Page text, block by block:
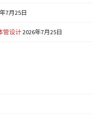
7月25日
管设计2026年7月25日